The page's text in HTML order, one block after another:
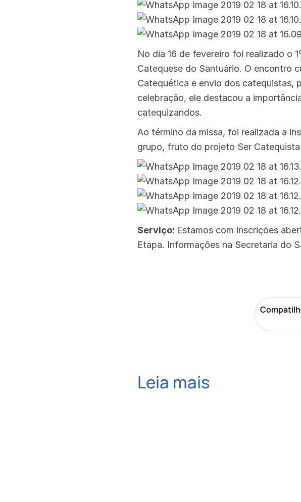
No dia 16 de fevereiro foi realizado o
Catequese do Santuário. O encontro
Catequética e envio dos catequistas,
celebração, ele destacou a
catequizandos.
Ao término da missa, foi realizada a
grupo, fruto do projeto Ser
Serviço: Estamos com inscrições
Etapa. Informações na Secretaria do
Leia mais